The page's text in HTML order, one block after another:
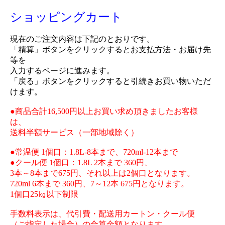
ショッピングカート
現在のご注文内容は下記のとおりです。
「精算」ボタンをクリックするとお支払方法・お届け先
等を
入力するページに進みます。
「戻る」ボタンをクリックすると引続きお買い物いただ
けます。
●商品合計16,500円以上お買い求め頂きましたお客様
は、
送料半額サービス（一部地域除く）
●常温便 1個口：1.8L-8本まで、720ml-12本まで
●クール便 1個口：1.8L 2本まで 360円、
3本～8本まで675円、それ以上は2個口となります。
720ml 6本まで 360円、7～12本 675円となります。
1個口25㎏以下制限
手数料表示は、代引費・配送用カートン・クール便